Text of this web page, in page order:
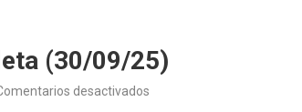
(30/09/25)
desactivados